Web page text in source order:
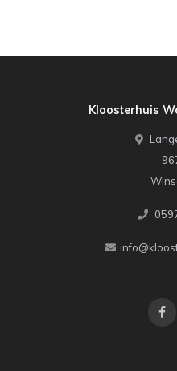
Kloosterhuis